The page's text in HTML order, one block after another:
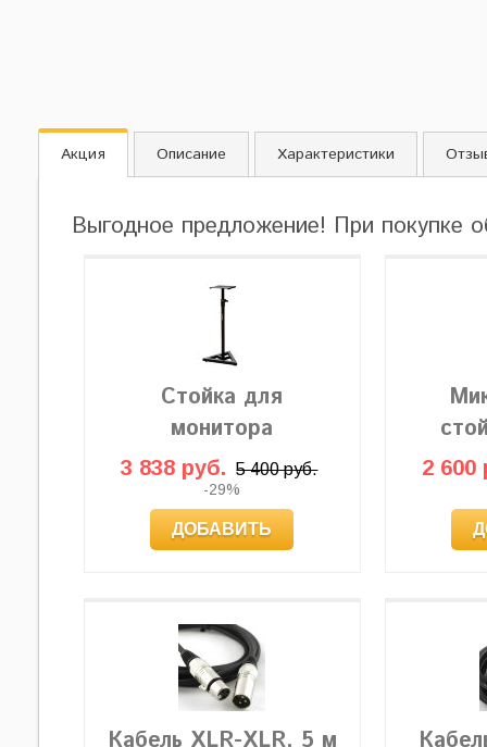
Акция Описание Характеристики
Выгодное предложение! При покупке
Стойка для
монитора
3 838 руб. 5 400 руб.
-29%
ДОБАВИТЬ
2 600
Кабель XLR-XLR, 5 м